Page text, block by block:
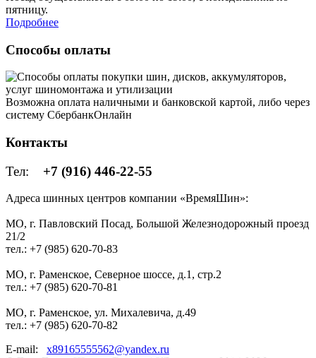
пятницу.
Подробнее
Способы оплаты
Возможна оплата наличными и банковской картой, либо через
систему СбербанкОнлайн
Контакты
Тел: +7 (916) 446-22-55
Адреса шинных центров компании «ВремяШин»:
МО, г. Павловский Посад, Большой Железнодорожный проезд
21/2
тел.: +7 (985) 620-70-83
МО, г. Раменское, Северное шоссе, д.1, стр.2
тел.: +7 (985) 620-70-81
МО, г. Раменское, ул. Михалевича, д.49
тел.: +7 (985) 620-70-82
E-mail: x89165555562@yandex.ru